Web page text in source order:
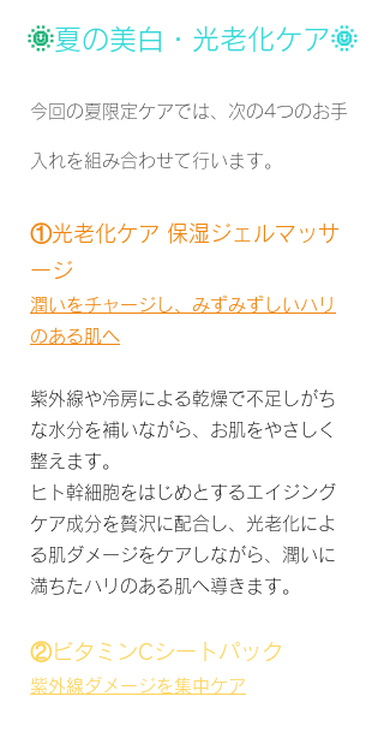
🌞夏の美白・光老化ケア🌞
​今回の夏限定ケアでは、次の4つのお手
入れを組み合わせて行います。
①光老化ケア 保湿ジェルマッサ
ージ
潤いをチャージし、みずみずしいハリ
のある肌へ
紫外線や冷房による乾燥で不足しがち
な水分を補いながら、お肌をやさしく
整えます。
ヒト幹細胞をはじめとするエイジング
ケア成分を贅沢に配合し、光老化によ
る肌ダメージをケアしながら、潤いに
満ちたハリのある肌へ導きます。
②ビタミンCシートパック
紫外線ダメージを集中ケア